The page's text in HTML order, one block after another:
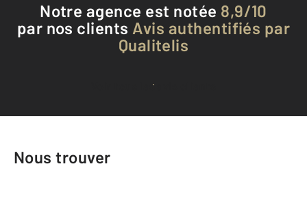
Notre agence est notée 8,9/10
par nos clients Avis authentifiés par
Qualitelis
Voir tous les avis clients
Nous trouver